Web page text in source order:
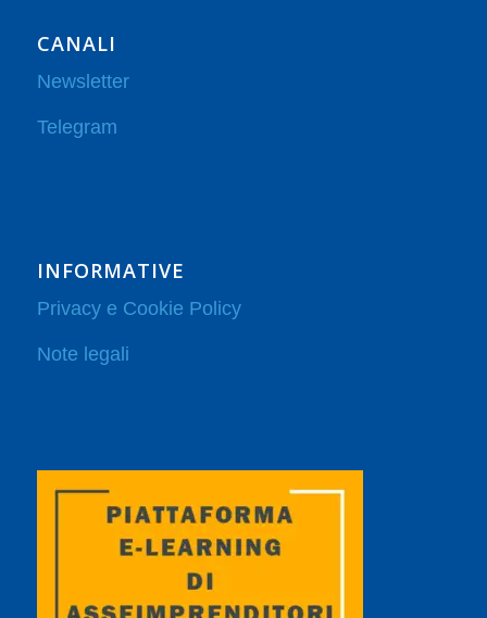
CANALI
Newsletter
Telegram
INFORMATIVE
Privacy e Cookie Policy
Note legali